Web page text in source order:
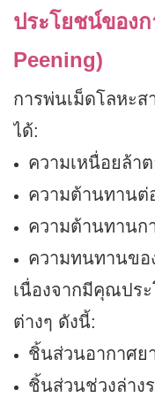
ประโยชน์ของ
Peening)
การพ่นเม็ดโลหะ
ได้:
ความเหนื่อยล้า
ความต้านทานต่
ความต้านทานก
ความทนทานขอ
เนื่องจากมีคุณปร
ต่างๆ ดังนี้:
ชิ้นส่วนอากาศย
ชิ้นส่วนช่วงล่าง